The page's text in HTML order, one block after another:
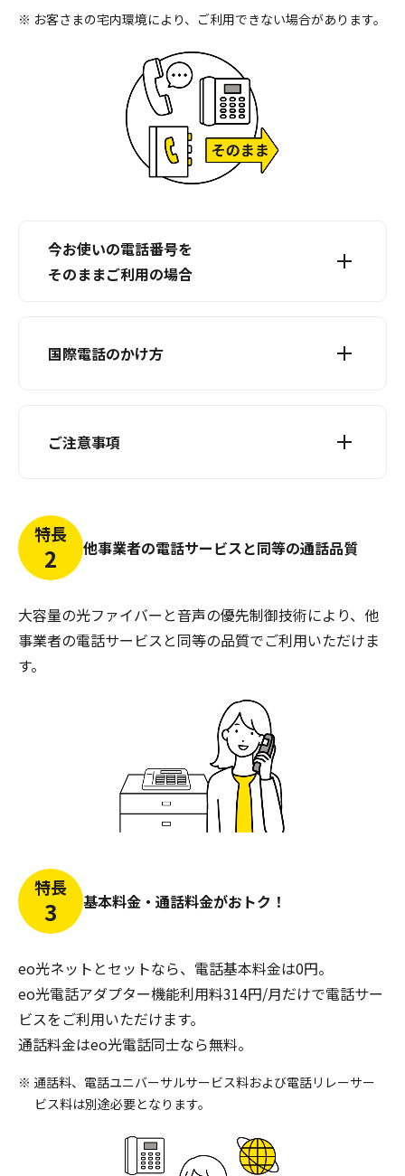
※ お客さまの宅内環境により、ご利用できない場合があります。
今お使いの電話番号を
そのままご利用の場合
国際電話のかけ方
ご注意事項
特長
2 他事業者の電話サービスと同等の通話品質
大容量の光ファイバーと音声の優先制御技術により、 他
事業者の電話サービスと同等の品質でご利用いただけま
す。
特長
3 基本料金・通話料金がおトク！
eo光ネットとセットなら、電話基本料金は0円。
eo光電話アダプター機能利用料314円/月だけで電話サー
ビスをご利用いただけます。
通話料金はeo光電話同士なら無料。
※ 通話料、電話ユニバーサルサービス料および電話リレーサー
ビス料は別途必要となります。